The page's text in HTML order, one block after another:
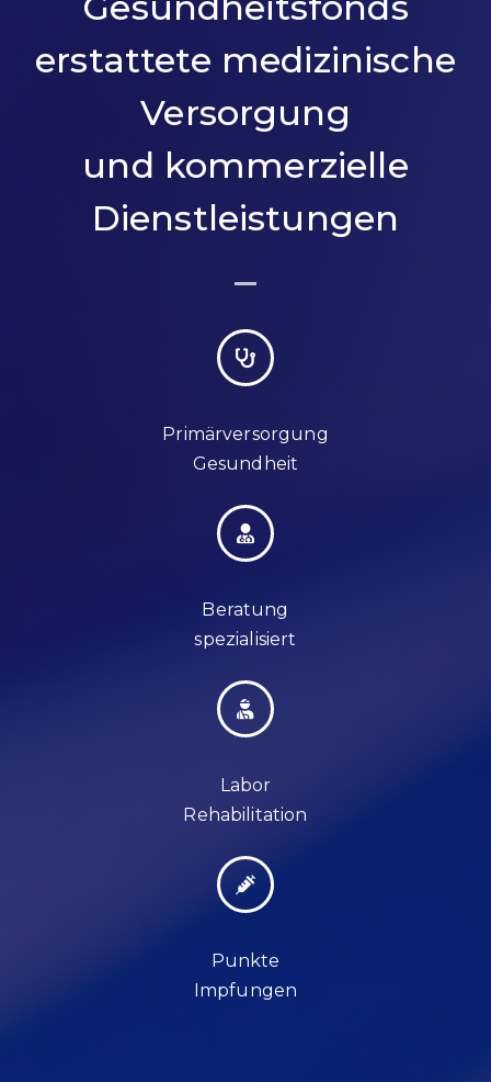
erstattete medizinische
Versorgung
und kommerzielle
Dienstleistungen
Primärversorgung
Gesundheit
Beratung
spezialisiert
Labor
Rehabilitation
Punkte
Impfungen